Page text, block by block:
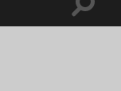
Toggle